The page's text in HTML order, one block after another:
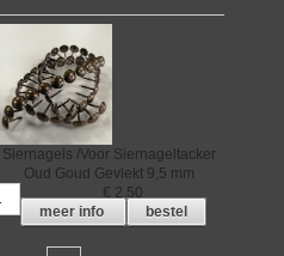
Siernagels /Voor Siernageltacker
Oud Goud Gevlekt 9,5 mm
€ 2,50
meer info
bestel